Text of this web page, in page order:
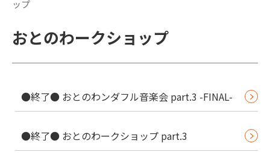
ップ
おとのわークショップ
●終了● おとのわンダフル音楽会 part.3 -FINAL-
●終了● おとのわークショップ part.3